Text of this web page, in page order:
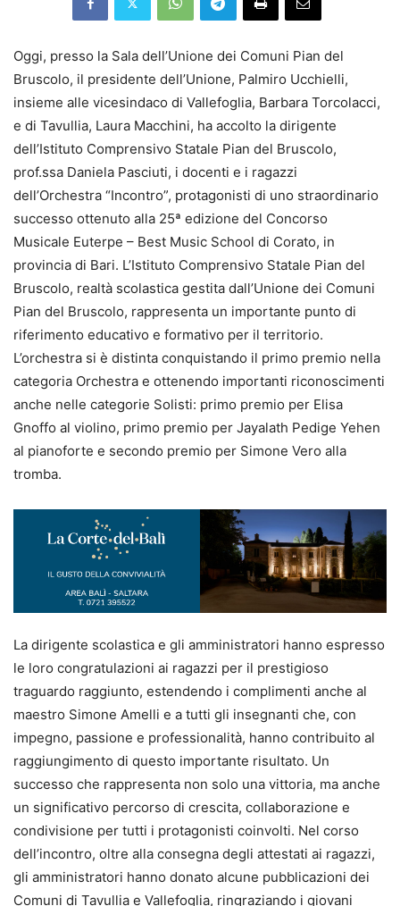
Oggi, presso la Sala dell’Unione dei Comuni Pian del
Bruscolo, il presidente dell’Unione, Palmiro Ucchielli,
insieme alle vicesindaco di Vallefoglia, Barbara Torcolacci,
e di Tavullia, Laura Macchini, ha accolto la dirigente
dell’Istituto Comprensivo Statale Pian del Bruscolo,
prof.ssa Daniela Pasciuti, i docenti e i ragazzi
dell’Orchestra “Incontro”, protagonisti di uno straordinario
successo ottenuto alla 25ª edizione del Concorso
Musicale Euterpe – Best Music School di Corato, in
provincia di Bari. L’Istituto Comprensivo Statale Pian del
Bruscolo, realtà scolastica gestita dall’Unione dei Comuni
Pian del Bruscolo, rappresenta un importante punto di
riferimento educativo e formativo per il territorio.
L’orchestra si è distinta conquistando il primo premio nella
categoria Orchestra e ottenendo importanti riconoscimenti
anche nelle categorie Solisti: primo premio per Elisa
Gnoffo al violino, primo premio per Jayalath Pedige Yehen
al pianoforte e secondo premio per Simone Vero alla
tromba.
La dirigente scolastica e gli amministratori hanno espresso
le loro congratulazioni ai ragazzi per il prestigioso
traguardo raggiunto, estendendo i complimenti anche al
maestro Simone Amelli e a tutti gli insegnanti che, con
impegno, passione e professionalità, hanno contribuito al
raggiungimento di questo importante risultato. Un
successo che rappresenta non solo una vittoria, ma anche
un significativo percorso di crescita, collaborazione e
condivisione per tutti i protagonisti coinvolti. Nel corso
dell’incontro, oltre alla consegna degli attestati ai ragazzi,
gli amministratori hanno donato alcune pubblicazioni dei
Comuni di Tavullia e Vallefoglia, ringraziando i giovani